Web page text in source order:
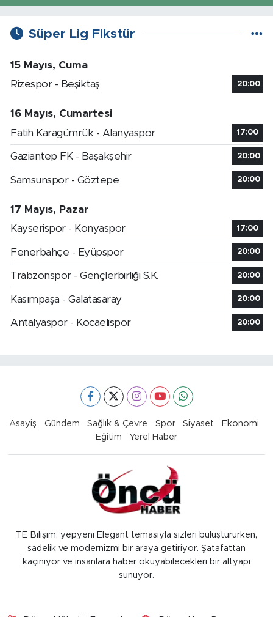
Süper Lig Fikstür
15 Mayıs, Cuma
Rizespor - Beşiktaş
20:00
16 Mayıs, Cumartesi
Fatih Karagümrük - Alanyaspor
17:00
Gaziantep FK - Başakşehir 20:00
Samsunspor - Göztepe 20:00
17 Mayıs, Pazar
Kayserispor - Konyaspor
17:00
Fenerbahçe - Eyüpspor 20:00
Trabzonspor - Gençlerbirliği S.K. 20:00
Kasımpaşa - Galatasaray 20:00
Antalyaspor - Kocaelispor 20:00
Asayiş Gündem Sağlık & Çevre Spor Siyaset
Ekonomi
Eğitim
Yerel Haber
TE Bilişim, yepyeni Elegant temasıyla sizleri buluştururken,
sadelik ve modernizmi bir araya getiriyor. Şatafattan
kaçınıyor ve insanlara haber okuyabilecekleri bir altyapı
sunuyor.